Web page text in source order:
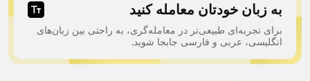
به زبان خودتان معامله کنید
برای تجربه‌ای طبیعی‌تر در معامله‌گری، به راحتی بین زبان‌های
انگلیسی، عربی و فارسی جابجا شوید.